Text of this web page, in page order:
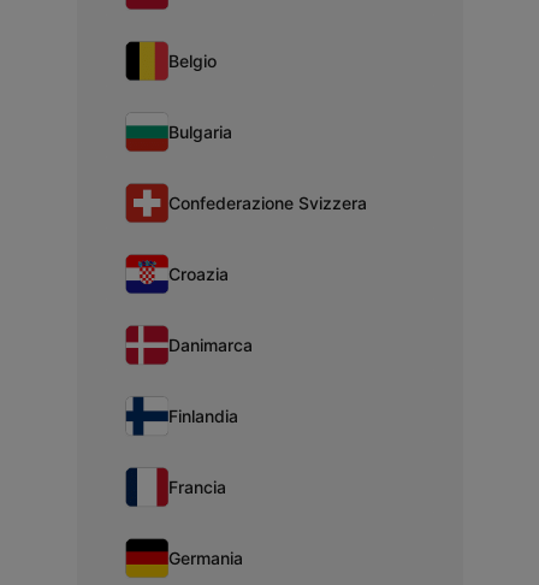
Belgio
Bulgaria
Confederazione Svizzera
Croazia
Danimarca
Finlandia
Francia
Germania